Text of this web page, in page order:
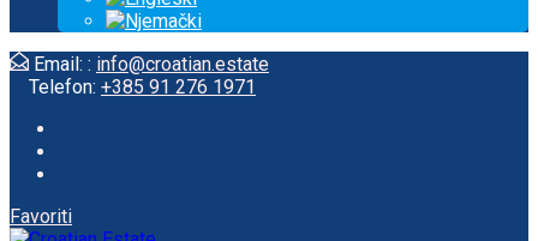
Email: : info@croatian.estate
Telefon: +385 91 276 1971
Favoriti